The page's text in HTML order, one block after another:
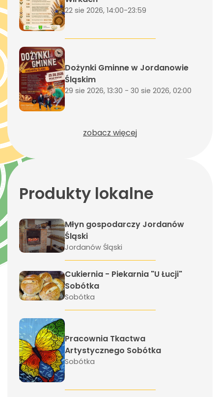
22 sie 2026, 14:00-23:59
Dożynki Gminne w Jordanowie
Śląskim
29 sie 2026, 13:30 - 30 sie 2026, 02:00
zobacz więcej
Produkty lokalne
Młyn gospodarczy Jordanów
Śląski
Jordanów Śląski
Cukiernia - Piekarnia "U Łucji"
Sobótka
Sobótka
Pracownia Tkactwa
Artystycznego Sobótka
Sobótka